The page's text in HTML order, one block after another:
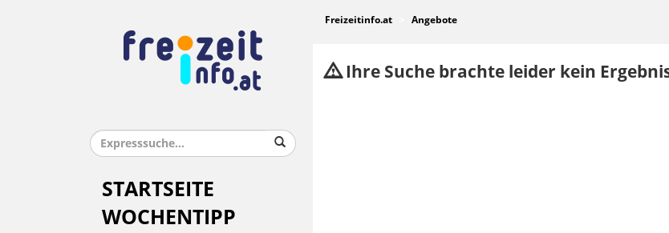
STARTSEITE
WOCHENTIPP
Freizeitinfo.at Angebote
Ihre Suche brachte leider kein